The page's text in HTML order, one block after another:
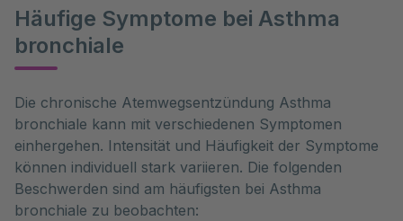
Häufige Symptome bei Asthma
bronchiale
Die chronische Atemwegsentzündung Asthma
bronchiale kann mit verschiedenen Symptomen
einhergehen. Intensität und Häufigkeit der Symptome
können individuell stark variieren. Die folgenden
Beschwerden sind am häufigsten bei Asthma
bronchiale zu beobachten: